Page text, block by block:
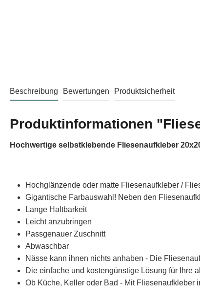
Beschreibung Bewertungen Produktsicherheit
Produktinformationen
Hochwertige selbstklebende Fliesenaufkleber
Hochglänzende oder matte Fliesenaufkleber /
Gigantische Farbauswahl! Neben den
Lange Haltbarkeit
Leicht anzubringen
Passgenauer Zuschnitt
Abwaschbar
Nässe kann ihnen nichts anhaben - Die
Die einfache und kostengünstige Lösung für Ihre
Ob Küche, Keller oder Bad - Mit Fliesenaufkleber